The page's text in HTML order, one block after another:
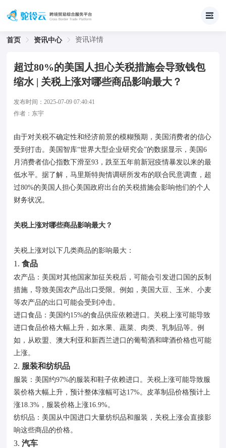
首页 资讯中心 资讯详情
超过80%的美国人担心关税措施会导致钱包
缩水 | 关税上涨对哪些商品影响最大？
发布时间：2025-07-09 07:40:41
作者： 东宇
由于对关税不确定性和经济前景的模糊预期，美国消费者的信心
受到打击。美国智库“世界大型企业研究会”的数据显示，美国6
月消费者信心指数下滑至93，跌至五年前新冠疫情暴发以来的最
低水平。据了解，马里斯特舆情调研所发布的联合民意调查，超
过80%的美国人担心美国政府出台的关税措施会影响他们的个人
财务状况。
关税上涨对哪些商品影响最大？
关税上涨对以下几类商品的影响最大：
1.食品
农产品：美国对其他国家加征关税后，可能会引发进口国的反制
措施，导致美国农产品出口受限。例如，美国大豆、玉米、小麦
等农产品的出口可能会受到冲击。
进口食品：美国约15%的食品供应依赖进口。关税上涨可能导致
进口食品价格大幅上升，如水果、蔬菜、肉类、乳制品等。例
如，从欧盟、澳大利亚和新西兰进口的葡萄酒和啤酒价格也可能
上涨。
2. 服装和纺织品
服装：美国约97%的服装和鞋子依赖进口。关税上涨可能导致服
装价格大幅上升，预计整体涨幅可达17%。皮革制品价格预计上
涨18.3%，服装价格上涨16.9%。
纺织品：美国从中国进口大量纺织品和服装，关税上涨会直接影
响这些商品的价格。
3.汽车